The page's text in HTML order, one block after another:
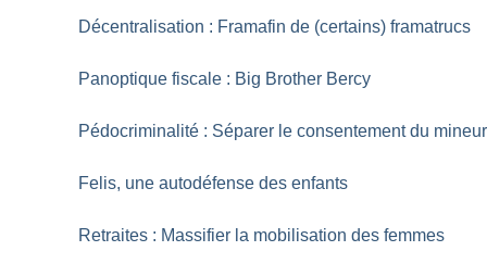
Décentralisation : Framafin de (certains) framatrucs
Panoptique fiscale : Big Brother Bercy
Pédocriminalité : Séparer le consentement du mineur
Felis, une autodéfense des enfants
Retraites : Massifier la mobilisation des femmes